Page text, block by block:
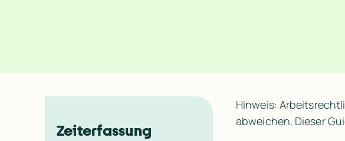
Zeiterfassung
Hinweis:
abweichen. Dieser